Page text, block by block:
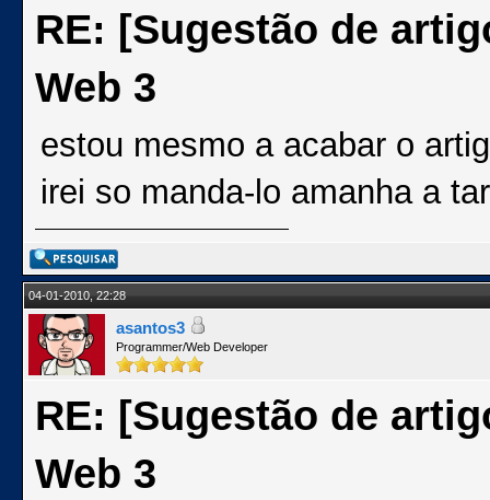
RE: [Sugestão de
Web 3
estou mesmo a acabar o
irei so manda-lo amanha a
04-01-2010, 22:28
asantos3
Programmer/Web Developer
RE: [Sugestão de
Web 3